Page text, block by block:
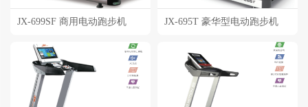
JX-699SF 商用电动跑步机 JX-695T 豪华型电动跑步机